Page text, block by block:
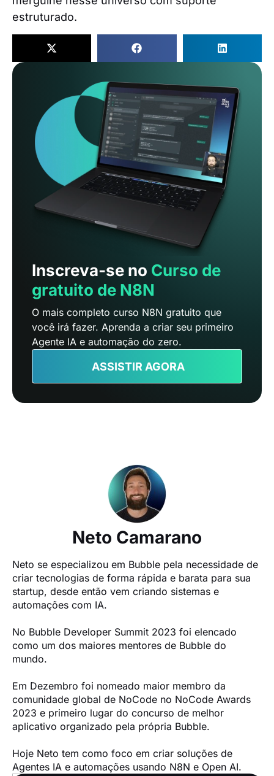
estruturado.
Inscreva-se no Curso de
gratuito de N8N
O mais completo curso N8N gratuito que
você irá fazer. Aprenda a criar seu primeiro
Agente IA e automação do zero.
ASSISTIR AGORA
Neto Camarano
Neto se especializou em Bubble pela necessidade de
criar tecnologias de forma rápida e barata para sua
startup, desde então vem criando sistemas e
automações com IA.
No Bubble Developer Summit 2023 foi elencado
como um dos maiores mentores de Bubble do
mundo.
Em Dezembro foi nomeado maior membro da
comunidade global de NoCode no NoCode Awards
2023 e primeiro lugar do concurso de melhor
aplicativo organizado pela própria Bubble.
Hoje Neto tem como foco em criar soluções de
Agentes IA e automações usando N8N e Open AI.